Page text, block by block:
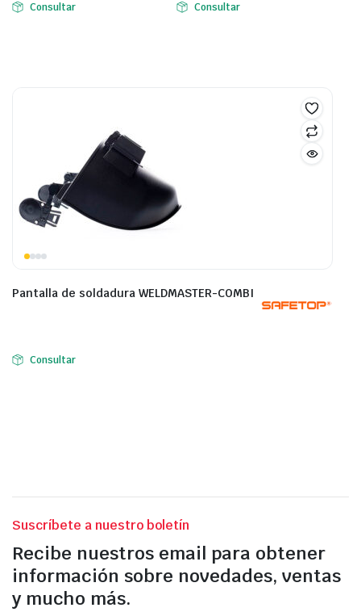
Consultar Consultar
Pantalla de soldadura WELDMASTER-COMBI
Consultar
Suscríbete a nuestro boletín
Recibe nuestros email para obtener
información sobre novedades, ventas
y mucho más.